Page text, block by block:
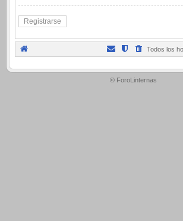
Registrarse
Todos los
.
© ForoLinternas